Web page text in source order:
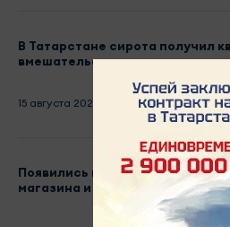
В Татарстане сирота получил
вмешательства прокуратуры
15 августа 2024 - 14:40
Появились кадры сгоревшего
магазина и автомобиля в